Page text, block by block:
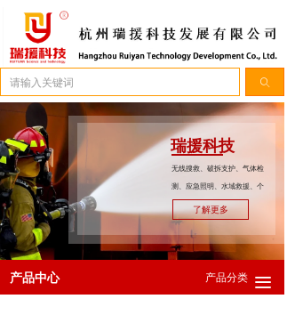
ꄠ
产品中心 끀
产品分类
了解更多
瑞援科技
无线搜救、破拆支护、气体检
测、应急照明、水域救援、个
人防护。